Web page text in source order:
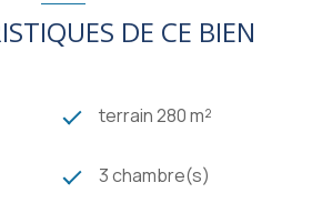
DE CE BIEN
terrain 280 m²
3 chambre(s)